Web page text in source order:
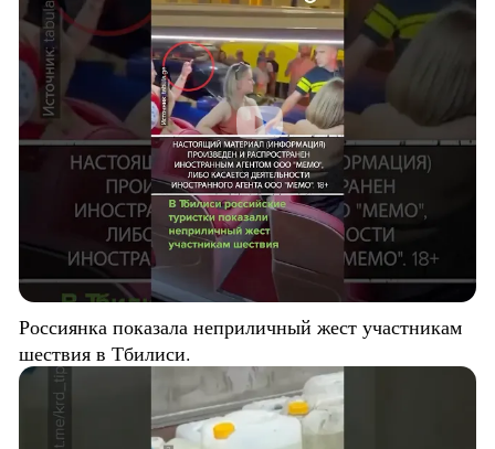
Россиянка показала неприличный жест участникам
шествия в Тбилиси.